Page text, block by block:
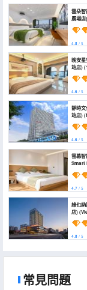
雲朵
廣場店) (Yunduo Smart
Hotel
4.8 / 5
晚安
站店) (1. Good Night
Star
North
4.6 / 5
靜時
站店) (Novo Hotel
4.6 / 5
雲幕智能
Smart
4.7 / 5
維也
店) (Vienna
4.8 / 5
常見問題